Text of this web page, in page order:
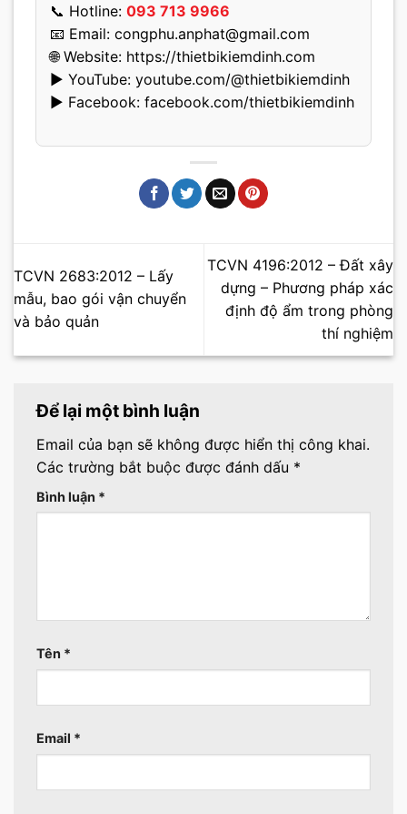
📞 Hotline: 093 713 9966
📧 Email: congphu.anphat@gmail.com
🌐 Website: https://thietbikiemdinh.com
▶️ YouTube: youtube.com/@thietbikiemdinh
▶️ Facebook: facebook.com/thietbikiemdinh
TCVN 2683:2012 – Lấy
mẫu, bao gói vận chuyển
và bảo quản
TCVN 4196:2012 – Đất xây
dựng – Phương pháp xác
định độ ẩm trong phòng
thí nghiệm
Để lại một bình luận
Email của bạn sẽ không được hiển thị công khai.
Các trường bắt buộc được đánh dấu *
Bình luận *
Tên *
Email *